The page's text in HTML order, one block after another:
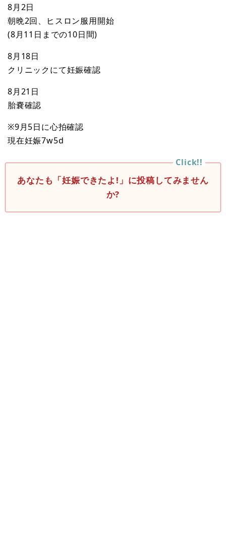
8月2日
朝晩2回、ヒスロン服用開始
(8月11日までの10日間)
8月18日
クリニックにて妊娠確認
8月21日
胎嚢確認
※9月5日に心拍確認
現在妊娠7w5d
あなたも「妊娠できたよ!」に投稿してみません
か?